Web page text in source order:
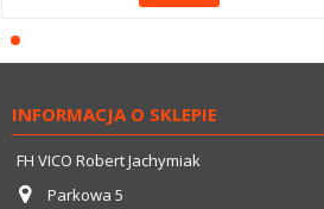
INFORMACJA O SKLEPIE
FH VICO Robert Jachymiak
Parkowa 5